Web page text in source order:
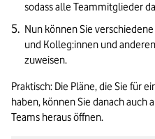
sodass alle Teammitglieder
Nun können Sie
und Kolleg:innen und
zuweisen.
Praktisch: Die Pläne, die Sie für
haben, können Sie danach auch
Teams heraus öffnen.